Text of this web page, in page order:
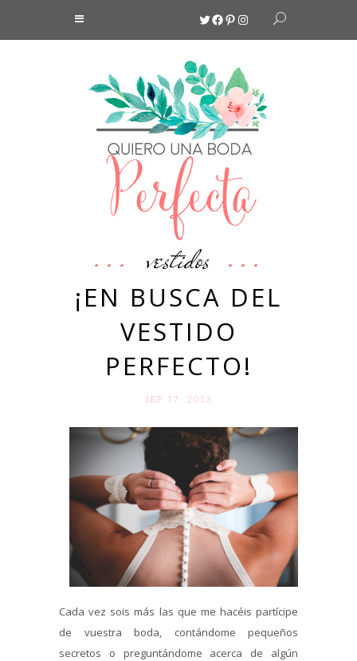
Twitter
Facebook
Pinterest
Instagram
vestidos
¡EN BUSCA DEL
VESTIDO
PERFECTO!
SEP 17. 2013
Cada vez sois más las que me hacéis partícipe
de vuestra boda, contándome pequeños
secretos o preguntándome acerca de algún